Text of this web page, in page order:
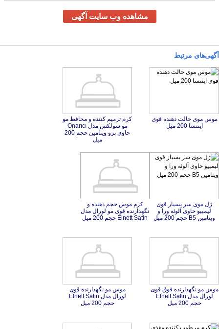
مشاهده وب سایت آگهی
آگهی‌های مرتبط
موس موی حالت دهنده قوی
اینتسا 200 میل
کرم ترمیم کننده و محافظ مو
مو سولکس مدل Onarıcı
حاوی پرو ویتامین حجم 200
میل
ژل موی سر بسیار قوی
لیمپیو حاوی آلوئه ورا و
ویتامین B5 حجم 200 میل
کرم موس حجم دهنده و
نگهدارنده قوی مو لورال مدل
Elnett Satin حجم 200 میل
موس مو نگهدارنده فوق قوی
لورال مدل Elnett Satin
حجم 200 میل
موس مو نگهدارنده قوی
لورال مدل Elnett Satin
حجم 200 میل